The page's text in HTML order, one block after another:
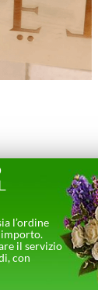
l’ordine
importo.
il servizio
con